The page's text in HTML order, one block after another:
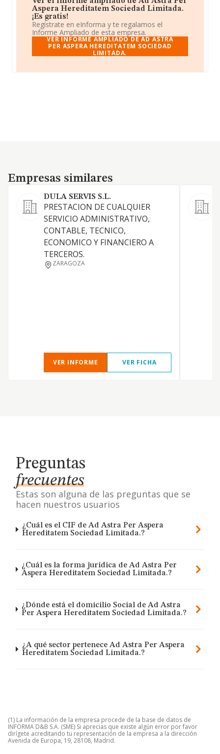
Aspera Hereditatem Sociedad Limitada.
¡Es gratis!
Regístrate en eInforma y te regalamos el
Informe Ampliado de esta empresa.
VER INFORME AMPLIADO DE AD ASTRA
PER ASPERA HEREDITATEM SOCIEDAD
LIMITADA.
Empresas similares
Empresas similares
DULA SERVIS S.L.
PRESTACION DE CUALQUIER
SERVICIO ADMINISTRATIVO,
CONTABLE, TECNICO,
ECONOMICO Y FINANCIERO A
TERCEROS.
ZARAGOZA
VER INFORME VER FICHA
Preguntas
frecuentes
Estas son alguna de las preguntas que se
hacen nuestros usuarios
¿Cuál es el CIF de Ad Astra Per Aspera
Hereditatem Sociedad Limitada.?
¿Cuál es la forma jurídica de Ad Astra Per
Aspera Hereditatem Sociedad Limitada.?
¿Dónde está el domicilio Social de Ad Astra
Per Aspera Hereditatem Sociedad Limitada.?
¿A qué sector pertenece Ad Astra Per Aspera
Hereditatem Sociedad Limitada.?
(1) La información de la empresa procede de la base de datos de
INFORMA D&B S.A. (SME) Si aprecias que existe algún error por favor
dirígete acreditando tu representación de la empresa a la dirección
Avenida de Europa, 19, 28108, Madrid.